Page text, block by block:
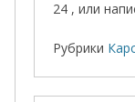
24 , или
Рубрики